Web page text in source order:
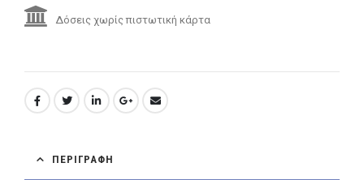
Δόσεις χωρίς πιστωτική κάρτα
ΠΕΡΙΓΡΑΦΉ